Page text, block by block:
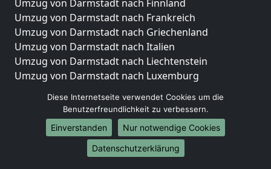
Umzug von Darmstadt nach Finnland
Umzug von Darmstadt nach Frankreich
Umzug von Darmstadt nach Griechenland
Umzug von Darmstadt nach Italien
Umzug von Darmstadt nach Liechtenstein
Umzug von Darmstadt nach Luxemburg
Umzug von Darmstadt nach Norwegen
Umzüge-Deutschlandweit
Umzug von Darmstadt nach Berlin
Diese Internetseite verwendet Cookies um die
Benutzerfreundlichkeit zu verbessern.
Einverstanden
Nur notwendige Cookies
Datenschutzerklärung